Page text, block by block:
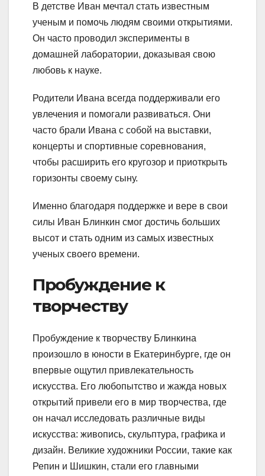
В детстве Иван мечтал стать известным
ученым и помочь людям своими открытиями.
Он часто проводил эксперименты в
домашней лаборатории, доказывая свою
любовь к науке.
Родители Ивана всегда поддерживали его
увлечения и помогали развиваться. Они
часто брали Ивана с собой на выставки,
концерты и спортивные соревнования,
чтобы расширить его кругозор и приоткрыть
горизонты своему сыну.
Именно благодаря поддержке и вере в свои
силы Иван Блинкин смог достичь больших
высот и стать одним из самых известных
ученых своего времени.
Пробуждение к
творчеству
Пробуждение к творчеству Блинкина
произошло в юности в Екатеринбурге, где он
впервые ощутил привлекательность
искусства. Его любопытство и жажда новых
открытий привели его в мир творчества, где
он начал исследовать различные виды
искусства: живопись, скульптура, графика и
дизайн. Великие художники России, такие как
Репин и Шишкин, стали его главными